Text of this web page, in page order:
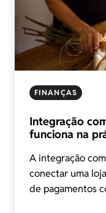
FINANÇAS
Integração
funciona na
A integração
conectar uma
de pagamentos